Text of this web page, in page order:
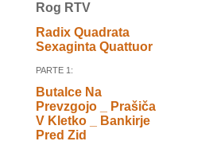
Rog RTV
Radix Quadrata
Sexaginta Quattuor
PARTE 1:
Butalce Na
Prevzgojo _ Prašiča
V Kletko _ Bankirje
Pred Zid